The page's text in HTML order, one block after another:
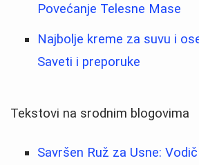
Povećanje Telesne Mase
Najbolje kreme za suvu i
Saveti i preporuke
Tekstovi na srodnim blogovima
Savršen Ruž za Usne: